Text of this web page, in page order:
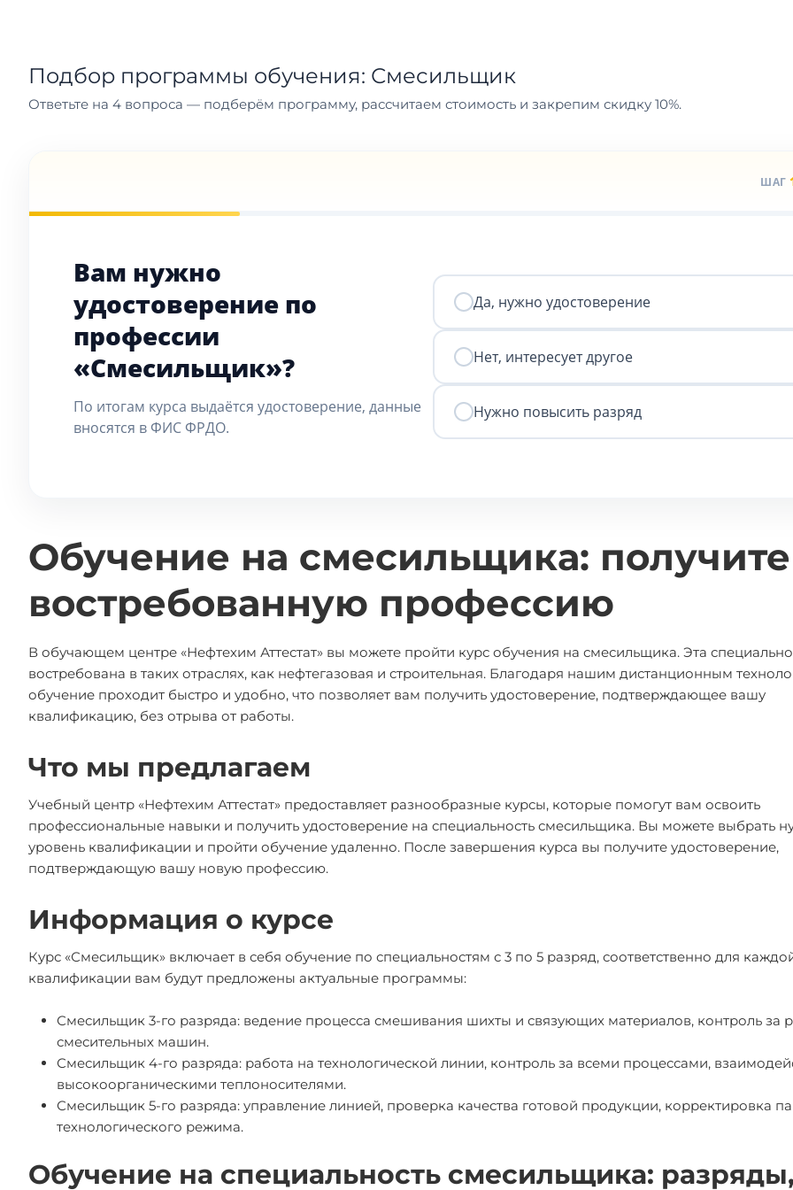
Подбор программы обучения: Смесильщик
Ответьте на 4 вопроса — подберём программу, рассчитаем стоимость и закрепим скидку 10%.
ШАГ
Вам нужно
удостоверение по
профессии
«Смесильщик»?
По итогам курса выдаётся удостоверение, данные
вносятся в ФИС ФРДО.
Да, нужно удостоверение
Нет, интересует другое
Нужно повысить разряд
Обучение на смесильщика: получите
востребованную профессию
В обучающем центре «Нефтехим Аттестат» вы можете пройти курс обучения на смесильщика. Эта
востребована в таких отраслях, как нефтегазовая и строительная. Благодаря нашим дистанционным
обучение проходит быстро и удобно, что позволяет вам получить удостоверение, подтверждающее вашу
квалификацию, без отрыва от работы.
Что мы предлагаем
Учебный центр «Нефтехим Аттестат» предоставляет разнообразные курсы, которые помогут вам освоить
профессиональные навыки и получить удостоверение на специальность смесильщика. Вы можете выбрать
уровень квалификации и пройти обучение удаленно. После завершения курса вы получите удостоверение,
подтверждающую вашу новую профессию.
Информация о курсе
Курс «Смесильщик» включает в себя обучение по специальностям с 3 по 5 разряд, соответственно для
квалификации вам будут предложены актуальные программы:
Смесильщик 3-го разряда: ведение процесса смешивания шихты и связующих материалов, контроль за
смесительных машин.
Смесильщик 4-го разряда: работа на технологической линии, контроль за всеми процессами,
высокоорганическими теплоносителями.
Смесильщик 5-го разряда: управление линией, проверка качества готовой продукции, корректировка
технологического режима.
Обучение на специальность смесильщика: разряды,